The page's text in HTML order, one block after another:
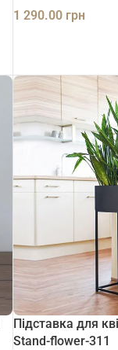
1 290.00 грн
Підставка для
Stand-flower-311